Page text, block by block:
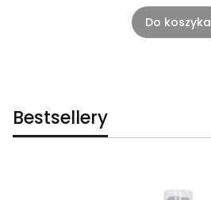
Do koszyka
Bestsellery